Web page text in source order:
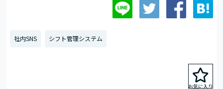
社内SNS シフト管理システム